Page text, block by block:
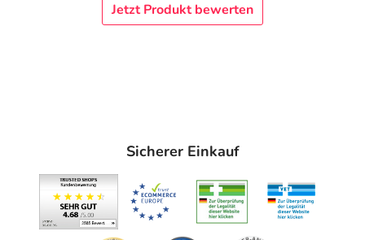
Jetzt Produkt bewerten
Sicherer Einkauf